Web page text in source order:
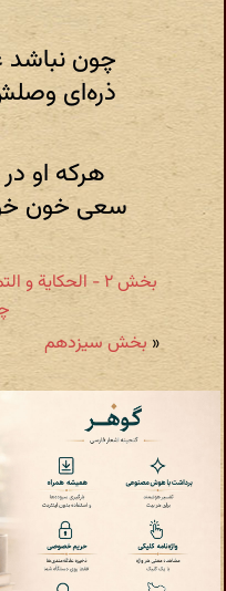
چون
ذره‌ای
هرکه او
سعی خون
بخش ۲ - الحكایة
« بخش سیزدهم